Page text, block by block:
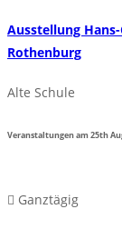
Ausstellung
Rothenburg
Alte Schule
Veranstaltungen am25th
Ganztägig